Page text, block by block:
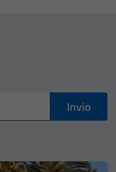
Invio